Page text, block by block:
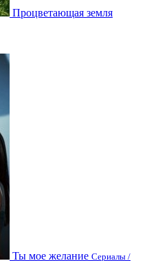
Процветающая земля
Ты мое желание Сериалы /